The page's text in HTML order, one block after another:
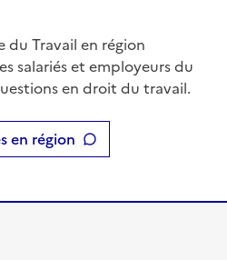
du Travail en région
salariés et employeurs du
en droit du travail.
en région